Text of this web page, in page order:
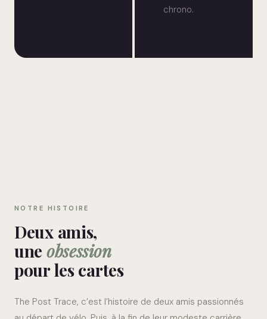
chrono.
NOTRE HISTOIRE
Deux amis,
une obsession
pour les cartes
The Post Trace, c’est l’histoire de deux amis passionnés